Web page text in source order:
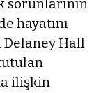
sorunlarının
hayatını
Delaney Hall
ilişkin